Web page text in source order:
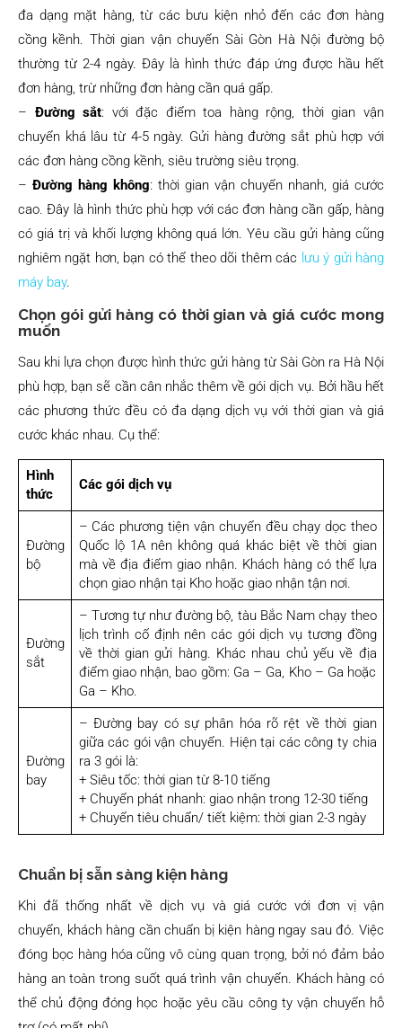
đa dạng mặt hàng, từ các bưu kiện nhỏ đến các đơn hàng
cồng kềnh. Thời gian vận chuyển Sài Gòn Hà Nội đường bộ
thường từ 2-4 ngày. Đây là hình thức đáp ứng được hầu hết
đơn hàng, trừ những đơn hàng cần quá gấp.
– Đường sắt: với đặc điểm toa hàng rộng, thời gian vận
chuyển khá lâu từ 4-5 ngày. Gửi hàng đường sắt phù hợp với
các đơn hàng cồng kềnh, siêu trường siêu trọng.
– Đường hàng không: thời gian vận chuyển nhanh, giá cước
cao. Đây là hình thức phù hợp với các đơn hàng cần gấp, hàng
có giá trị và khối lượng không quá lớn. Yêu cầu gửi hàng cũng
nghiêm ngặt hơn, bạn có thể theo dõi thêm các lưu ý gửi hàng
máy bay.
Chọn gói gửi hàng có thời gian và giá cước mong
muốn
Sau khi lựa chọn được hình thức gửi hàng từ Sài Gòn ra Hà Nội
phù hợp, bạn sẽ cần cân nhắc thêm về gói dịch vụ. Bởi hầu hết
các phương thức đều có đa dạng dịch vụ với thời gian và giá
cước khác nhau. Cụ thể:
Hình
thức
Các gói dịch vụ
Đường
bộ
– Các phương tiện vận chuyển đều chạy dọc theo
Quốc lộ 1A nên không quá khác biệt về thời gian
mà về địa điểm giao nhận. Khách hàng có thể lựa
chọn giao nhận tại Kho hoặc giao nhận tận nơi.
Đường
sắt
– Tương tự như đường bộ, tàu Bắc Nam chạy theo
lịch trình cố định nên các gói dịch vụ tương đồng
về thời gian gửi hàng. Khác nhau chủ yếu về địa
điểm giao nhận, bao gồm: Ga – Ga, Kho – Ga hoặc
Ga – Kho.
Đường
bay
– Đường bay có sự phân hóa rõ rệt về thời gian
giữa các gói vận chuyển. Hiện tại các công ty chia
ra 3 gói là:
+ Siêu tốc: thời gian từ 8-10 tiếng
+ Chuyển phát nhanh: giao nhận trong 12-30 tiếng
+ Chuyển tiêu chuẩn/ tiết kiệm: thời gian 2-3 ngày
Chuẩn bị sẵn sàng kiện hàng
Khi đã thống nhất về dịch vụ và giá cước với đơn vị vận
chuyển, khách hàng cần chuẩn bị kiện hàng ngay sau đó. Việc
đóng bọc hàng hóa cũng vô cùng quan trọng, bởi nó đảm bảo
hàng an toàn trong suốt quá trình vận chuyển. Khách hàng có
thể chủ động đóng học hoặc yêu cầu công ty vận chuyển hỗ